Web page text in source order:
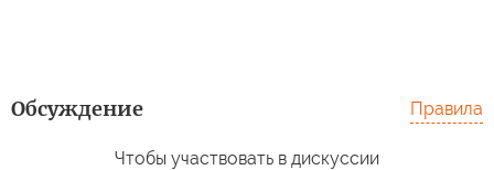
Обсуждение Правила
Чтобы участвовать в дискуссии